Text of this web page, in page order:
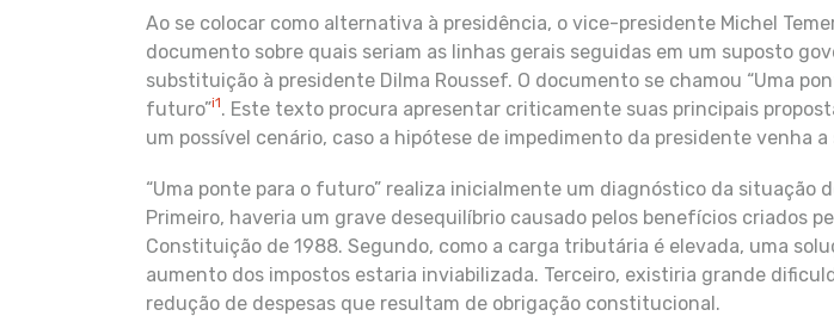
Ao se colocar como alternativa à presidência, o vice-presidente Michel
documento sobre quais seriam as linhas gerais seguidas em um suposto
substituição à presidente Dilma Roussef. O documento se chamou “Uma
futuro”i1. Este texto procura apresentar criticamente suas principais
um possível cenário, caso a hipótese de impedimento da presidente venha a
“Uma ponte para o futuro” realiza inicialmente um diagnóstico da situação
Primeiro, haveria um grave desequilíbrio causado pelos benefícios criados
Constituição de 1988. Segundo, como a carga tributária é elevada, uma
aumento dos impostos estaria inviabilizada. Terceiro, existiria grande
redução de despesas que resultam de obrigação constitucional.